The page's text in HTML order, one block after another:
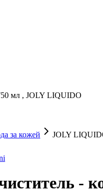
мл , JOLY LIQUIDO
за кожей
JOLY
-